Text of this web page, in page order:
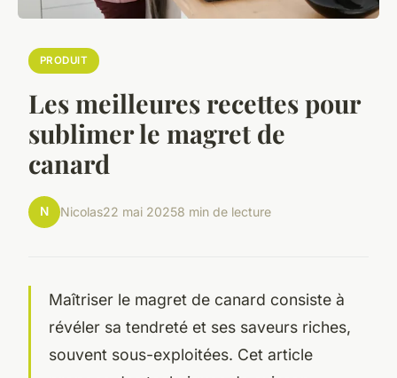
PRODUIT
Les meilleures recettes pour
sublimer le magret de
canard
N Nicolas22 mai 20258 min de lecture
Maîtriser le magret de canard consiste à
révéler sa tendreté et ses saveurs riches,
souvent sous-exploitées. Cet article